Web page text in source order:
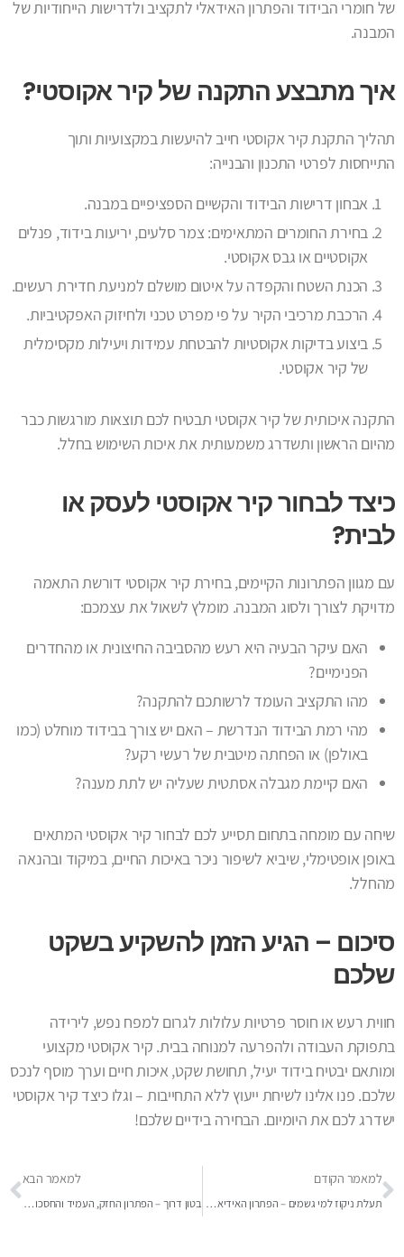
של חומרי הבידוד והפתרון האידאלי לתקציב ולדרישות הייחודיות של
המבנה.
איך מתבצע התקנה של קיר אקוסטי?
תהליך התקנת קיר אקוסטי חייב להיעשות במקצועיות ותוך
התייחסות לפרטי התכנון והבנייה:
אבחון דרישות הבידוד והקשיים הספציפיים במבנה.
בחירת החומרים המתאימים: צמר סלעים, יריעות בידוד, פנלים
אקוסטיים או גבס אקוסטי.
הכנת השטח והקפדה על איטום מושלם למניעת חדירת רעשים.
הרכבת מרכיבי הקיר על פי מפרט טכני ולחיזוק האפקטיביות.
ביצוע בדיקות אקוסטיות להבטחת עמידות ויעילות מקסימלית
של קיר אקוסטי.
התקנה איכותית של קיר אקוסטי תבטיח לכם תוצאות מורגשות כבר
מהיום הראשון ותשדרג משמעותית את איכות השימוש בחלל.
כיצד לבחור קיר אקוסטי לעסק או
לבית?
עם מגוון הפתרונות הקיימים, בחירת קיר אקוסטי דורשת התאמה
מדויקת לצורך ולסוג המבנה. מומלץ לשאול את עצמכם:
האם עיקר הבעיה היא רעש מהסביבה החיצונית או מהחדרים
הפנימיים?
מהו התקציב העומד לרשותכם להתקנה?
מהי רמת הבידוד הנדרשת – האם יש צורך בבידוד מוחלט (כמו
באולפן) או הפחתה מיטבית של רעשי רקע?
האם קיימת מגבלה אסתטית שעליה יש לתת מענה?
שיחה עם מומחה בתחום תסייע לכם לבחור קיר אקוסטי המתאים
באופן אופטימלי, שיביא לשיפור ניכר באיכות החיים, במיקוד ובהנאה
מהחלל.
סיכום – הגיע הזמן להשקיע בשקט
שלכם
חווית רעש או חוסר פרטיות עלולות לגרום למפח נפש, לירידה
בתפוקת העבודה ולהפרעה למנוחה בבית. קיר אקוסטי מקצועי
ומותאם יבטיח בידוד יעיל, תחושת שקט, איכות חיים וערך מוסף לנכס
שלכם. פנו אלינו לשיחת ייעוץ ללא התחייבות – וגלו כיצד קיר אקוסטי
ישדרג לכם את היומיום. הבחירה בידיים שלכם!
למאמר הקודם
תעלת ניקוז למי גשמים – הפתרון האידיאלי להגנה על הבית והרכוש
למאמר הבא
בטון דרוך – הפתרון החזק, העמיד והחסכוני לפרויקטים הנדסיים מתקדמים